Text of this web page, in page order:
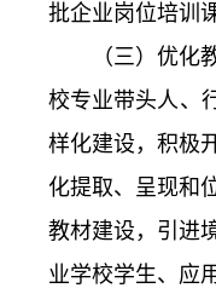
批企业岗位培训
（三）优化教
校专业带头人、
样化建设，积极
化提取、呈现和
教材建设，引进
业学校学生、应